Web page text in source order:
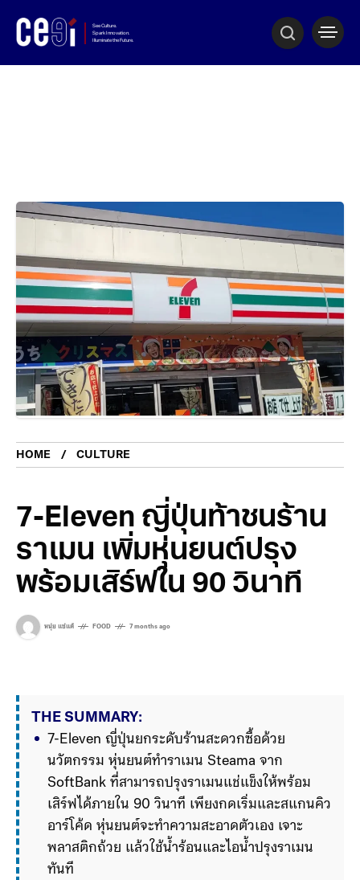
HOME CULTURE
7-Eleven ญี่ปุ่นท้าชนร้าน
ราเมน เพิ่มหุ่นยนต์ปรุง
พร้อมเสิร์ฟใน 90 วินาที
หนุ่ย แซ่แต้ FOOD 7 months ago
THE SUMMARY:
7-Eleven ญี่ปุ่นยกระดับร้านสะดวกซื้อด้วย
นวัตกรรม หุ่นยนต์ทำราเมน Steama จาก
SoftBank ที่สามารถปรุงราเมนแช่แข็งให้พร้อม
เสิร์ฟได้ภายใน 90 วินาที เพียงกดเริ่มและสแกนคิว
อาร์โค้ด หุ่นยนต์จะทำความสะอาดตัวเอง เจาะ
พลาสติกถ้วย แล้วใช้น้ำร้อนและไอน้ำปรุงราเมน
ทันที